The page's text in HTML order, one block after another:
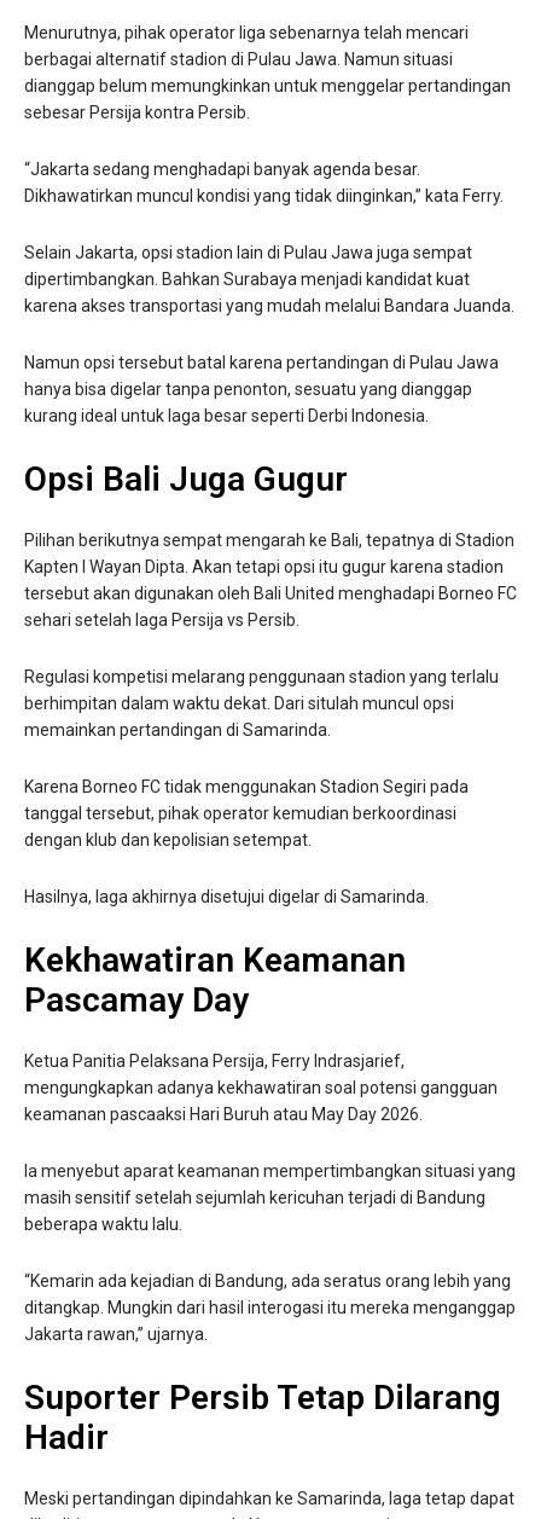
Menurutnya, pihak operator liga sebenarnya telah mencari
berbagai alternatif stadion di Pulau Jawa. Namun situasi
dianggap belum memungkinkan untuk menggelar pertandingan
sebesar Persija kontra Persib.
“Jakarta sedang menghadapi banyak agenda besar.
Dikhawatirkan muncul kondisi yang tidak diinginkan,” kata Ferry.
Selain Jakarta, opsi stadion lain di Pulau Jawa juga sempat
dipertimbangkan. Bahkan Surabaya menjadi kandidat kuat
karena akses transportasi yang mudah melalui Bandara Juanda.
Namun opsi tersebut batal karena pertandingan di Pulau Jawa
hanya bisa digelar tanpa penonton, sesuatu yang dianggap
kurang ideal untuk laga besar seperti Derbi Indonesia.
Opsi Bali Juga Gugur
Pilihan berikutnya sempat mengarah ke Bali, tepatnya di Stadion
Kapten I Wayan Dipta. Akan tetapi opsi itu gugur karena stadion
tersebut akan digunakan oleh Bali United menghadapi Borneo FC
sehari setelah laga Persija vs Persib.
Regulasi kompetisi melarang penggunaan stadion yang terlalu
berhimpitan dalam waktu dekat. Dari situlah muncul opsi
memainkan pertandingan di Samarinda.
Karena Borneo FC tidak menggunakan Stadion Segiri pada
tanggal tersebut, pihak operator kemudian berkoordinasi
dengan klub dan kepolisian setempat.
Hasilnya, laga akhirnya disetujui digelar di Samarinda.
Kekhawatiran Keamanan
Pascamay Day
Ketua Panitia Pelaksana Persija, Ferry Indrasjarief,
mengungkapkan adanya kekhawatiran soal potensi gangguan
keamanan pascaaksi Hari Buruh atau May Day 2026.
Ia menyebut aparat keamanan mempertimbangkan situasi yang
masih sensitif setelah sejumlah kericuhan terjadi di Bandung
beberapa waktu lalu.
“Kemarin ada kejadian di Bandung, ada seratus orang lebih yang
ditangkap. Mungkin dari hasil interogasi itu mereka menganggap
Jakarta rawan,” ujarnya.
Suporter Persib Tetap Dilarang
Hadir
Meski pertandingan dipindahkan ke Samarinda, laga tetap dapat